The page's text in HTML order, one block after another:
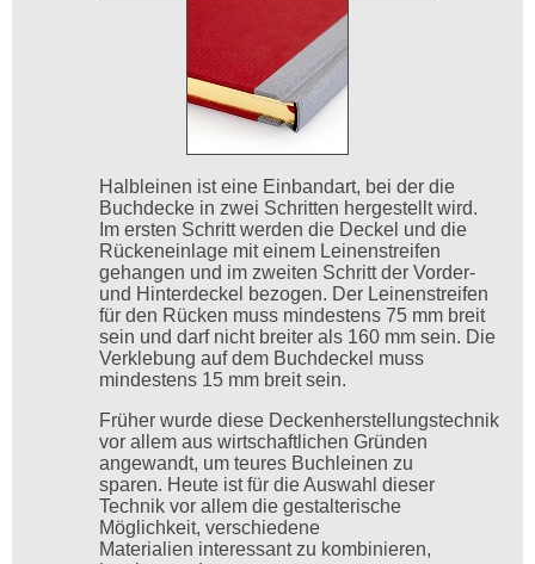
Halbleinen ist eine Einbandart, bei der die
Buchdecke in zwei Schritten hergestellt wird.
Im ersten Schritt werden die Deckel und die
Rückeneinlage mit einem Leinenstreifen
gehangen und im zweiten Schritt der Vorder-
und Hinterdeckel bezogen. Der Leinenstreifen
für den Rücken muss mindestens 75 mm breit
sein und darf nicht breiter als 160 mm sein. Die
Verklebung auf dem Buchdeckel muss
mindestens 15 mm breit sein.
Früher wurde diese Deckenherstellungstechnik
vor allem aus wirtschaftlichen Gründen
angewandt, um teures Buchleinen zu
sparen. Heute ist für die Auswahl dieser
Technik vor allem die gestalterische
Möglichkeit, verschiedene
Materialien interessant zu kombinieren,